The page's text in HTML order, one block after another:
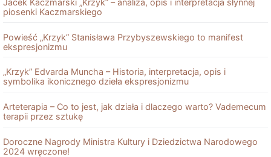
Jacek Kaczmarski „Krzyk” – analiza, opis i interpretacja słynnej
piosenki Kaczmarskiego
Powieść „Krzyk” Stanisława Przybyszewskiego to manifest
ekspresjonizmu
„Krzyk” Edvarda Muncha – Historia, interpretacja, opis i
symbolika ikonicznego dzieła ekspresjonizmu
Arteterapia – Co to jest, jak działa i dlaczego warto? Vademecum
terapii przez sztukę
Doroczne Nagrody Ministra Kultury i Dziedzictwa Narodowego
2024 wręczone!